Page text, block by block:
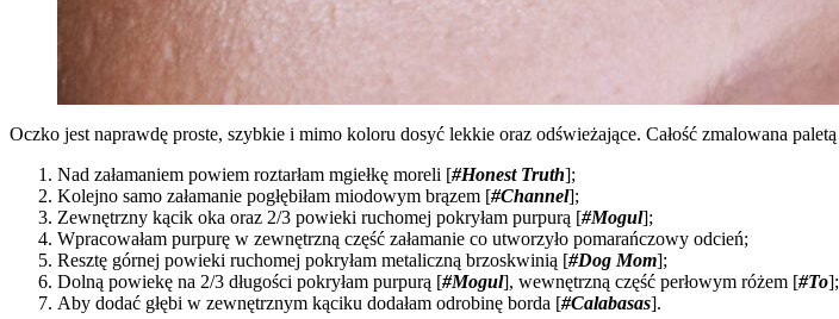
Oczko jest naprawdę proste, szybkie i mimo koloru dosyć lekkie oraz odświeżające. Całość zmalowana paletą
Nad załamaniem powiem roztarłam mgiełkę moreli [#Honest Truth];
Kolejno samo załamanie pogłębiłam miodowym brązem [#Channel];
Zewnętrzny kącik oka oraz 2/3 powieki ruchomej pokryłam purpurą [#Mogul];
Wpracowałam purpurę w zewnętrzną część załamanie co utworzyło pomarańczowy odcień;
Resztę górnej powieki ruchomej pokryłam metaliczną brzoskwinią [#Dog Mom];
Dolną powiekę na 2/3 długości pokryłam purpurą [#Mogul], wewnętrzną część perłowym różem [#To];
Aby dodać głębi w zewnętrznym kąciku dodałam odrobinę borda [#Calabasas].